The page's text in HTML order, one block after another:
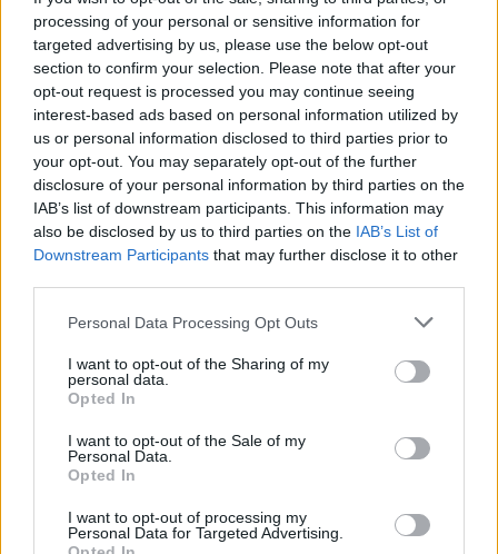
processing of your personal or sensitive information for
targeted advertising by us, please use the below opt-out
section to confirm your selection. Please note that after your
opt-out request is processed you may continue seeing
interest-based ads based on personal information utilized by
us or personal information disclosed to third parties prior to
your opt-out. You may separately opt-out of the further
disclosure of your personal information by third parties on the
IAB’s list of downstream participants. This information may
also be disclosed by us to third parties on the IAB’s List of
Downstream Participants that may further disclose it to other
Personal Data Processing Opt Outs
I want to opt-out of the Sharing of my
personal data.
Opted In
I want to opt-out of the Sale of my
Personal Data.
Opted In
I want to opt-out of processing my
Personal Data for Targeted Advertising.
Esim for Global
Esim for USA | Esim for Italy
for Turkey|Esim for Germany|Esim for Greece|